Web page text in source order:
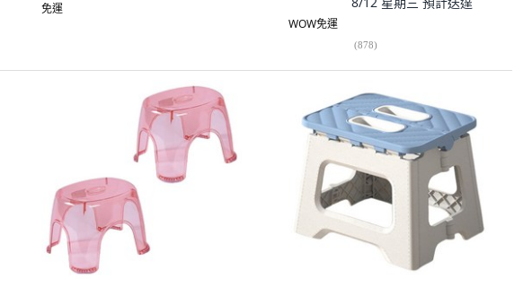
免運
WOW免運
(878)